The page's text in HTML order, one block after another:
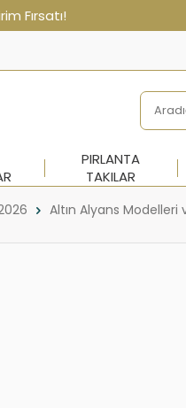
Fırsatı!
PIRLANTA
TAKILAR
Altın Alyans Modelleri